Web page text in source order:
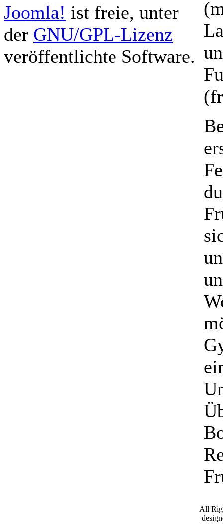
Joomla! ist freie, unter
der GNU/GPL-Lizenz
veröffentlichte Software.
All